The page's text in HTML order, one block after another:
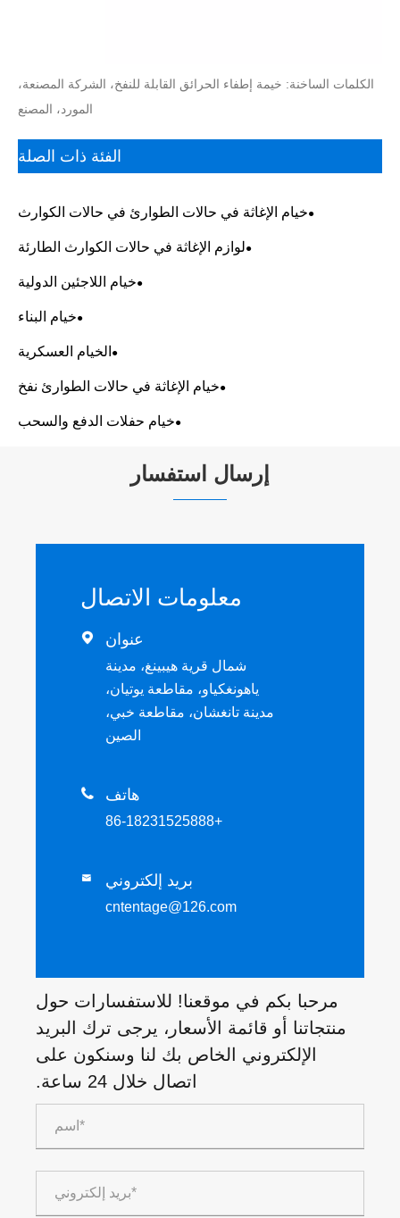
الكلمات الساخنة: خيمة إطفاء الحرائق القابلة للنفخ، الشركة المصنعة،
المورد، المصنع
الفئة ذات الصلة
خيام الإغاثة في حالات الطوارئ في حالات الكوارث
لوازم الإغاثة في حالات الكوارث الطارئة
خيام اللاجئين الدولية
خيام البناء
الخيام العسكرية
خيام الإغاثة في حالات الطوارئ نفخ
خيام حفلات الدفع والسحب
إرسال استفسار
معلومات الاتصال
 عنوان
شمال قرية هيبينغ، مدينة
ياهونغكياو، مقاطعة يوتيان،
مدينة تانغشان، مقاطعة خبي،
الصين
 هاتف
+86-18231525888
 بريد إلكتروني
cntentage@126.com
مرحبا بكم في موقعنا! للاستفسارات حول
منتجاتنا أو قائمة الأسعار، يرجى ترك البريد
الإلكتروني الخاص بك لنا وسنكون على
اتصال خلال 24 ساعة.